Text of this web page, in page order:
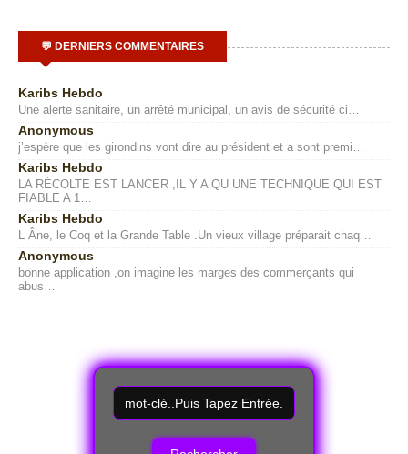
💬 DERNIERS COMMENTAIRES
Karibs Hebdo
Une alerte sanitaire, un arrêté municipal, un avis de sécurité ci…
Anonymous
j’espère que les girondins vont dire au président et a sont premi…
Karibs Hebdo
LA RÉCOLTE EST LANCER ,IL Y A QU UNE TECHNIQUE QUI EST
FIABLE A 1…
Karibs Hebdo
L Âne, le Coq et la Grande Table .Un vieux village préparait chaq…
Anonymous
bonne application ,on imagine les marges des commerçants qui
abus…
R
e